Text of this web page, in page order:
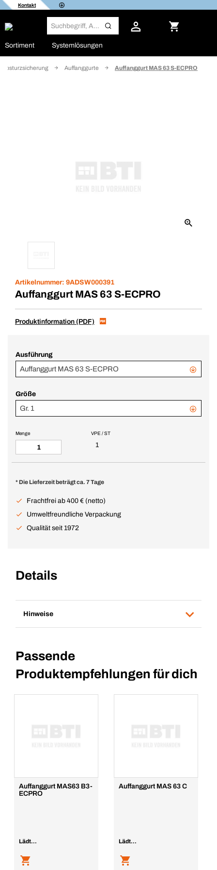
Kontakt
Sortiment Systemlösungen
Absturzsicherung Auffanggurte Auffanggurt MAS 63 S-ECPRO
Artikelnummer: 9ADSW000391
Auffanggurt MAS 63 S-ECPRO
Produktinformation (PDF)
Ausführung
Auffanggurt MAS 63 S-ECPRO
Größe
Gr. 1
VPE / ST
1
Menge
* Die Lieferzeit beträgt ca. 7 Tage
Frachtfrei ab 400 € (netto)
Umweltfreundliche Verpackung
Qualität seit 1972
Details
Hinweise
Passende
Produktempfehlungen für dich
Auffanggurt MAS63 B3-
ECPRO
Lädt...
Auffanggurt MAS 63 C
Lädt...